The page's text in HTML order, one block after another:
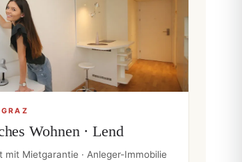
Wohnen · Lend
mit Mietgarantie · Anleger-Immobilie